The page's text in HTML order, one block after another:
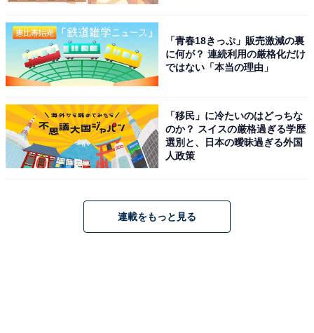
「青春18きっぷ」販売激減の裏
に何が？ 連続利用の厳格化だけ
ではない「本当の理由」
「移民」に冷たいのはどっちな
のか？ スイスの厳格過ぎる学歴
選別と、日本の曖昧過ぎる外国
人政策
連載をもっと見る